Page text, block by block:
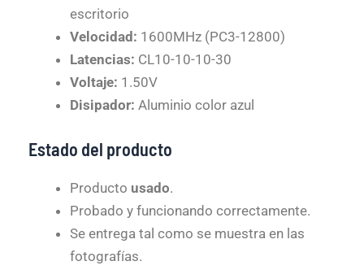
escritorio
Velocidad: 1600MHz (PC3-12800)
Latencias: CL10-10-10-30
Voltaje: 1.50V
Disipador: Aluminio color azul
Estado del producto
Producto usado.
Probado y funcionando correctamente.
Se entrega tal como se muestra en las
fotografías.